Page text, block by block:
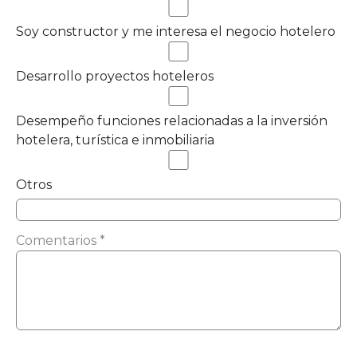
Soy constructor y me interesa el negocio hotelero
Desarrollo proyectos hoteleros
Desempeño funciones relacionadas a la inversión
hotelera, turística e inmobiliaria
Otros
Comentarios *